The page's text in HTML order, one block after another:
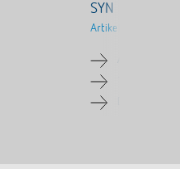
SYN 161 d
Artikelnr.